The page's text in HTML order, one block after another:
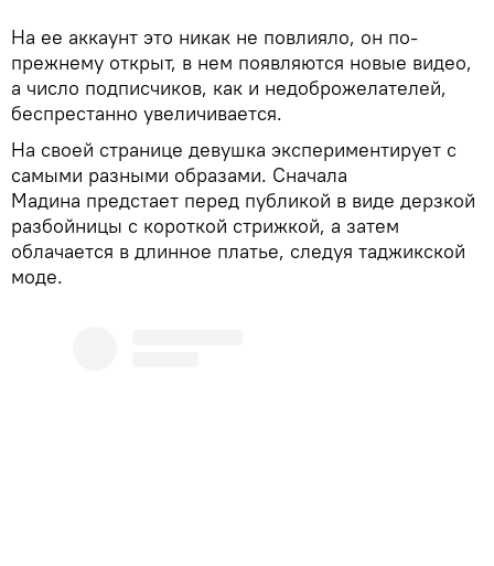
На ее аккаунт это никак не повлияло, он по-
прежнему открыт, в нем появляются новые видео,
а число подписчиков, как и недоброжелателей,
беспрестанно увеличивается.
На своей странице девушка экспериментирует с
самыми разными образами. Сначала
Мадина предстает перед публикой в виде дерзкой
разбойницы с короткой стрижкой, а затем
облачается в длинное платье, следуя таджикской
моде.